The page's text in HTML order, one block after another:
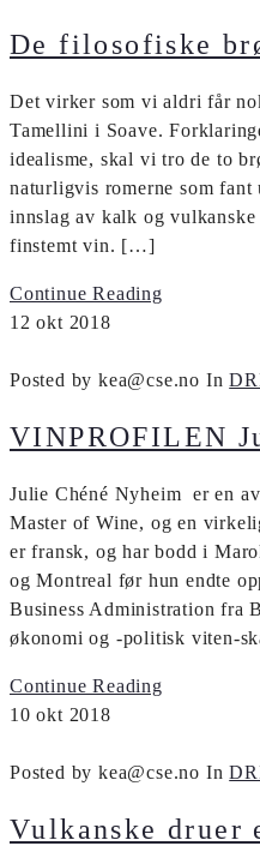
De filosofiske
Det virker som vi aldri får
Tamellini i Soave.
idealisme, skal vi tro de to
naturligvis romerne som fant
innslag av kalk og
finstemt vin. […]
Continue Reading
12 okt 2018
Posted by kea@cse.no In
VINPROFILEN
Julie Chéné Nyheim er en
Master of Wine, og en
er fransk, og har bodd i
og Montreal før hun endte
Business Administration fra
økonomi og -politisk viten-
Continue Reading
10 okt 2018
Posted by kea@cse.no In
Vulkanske druer